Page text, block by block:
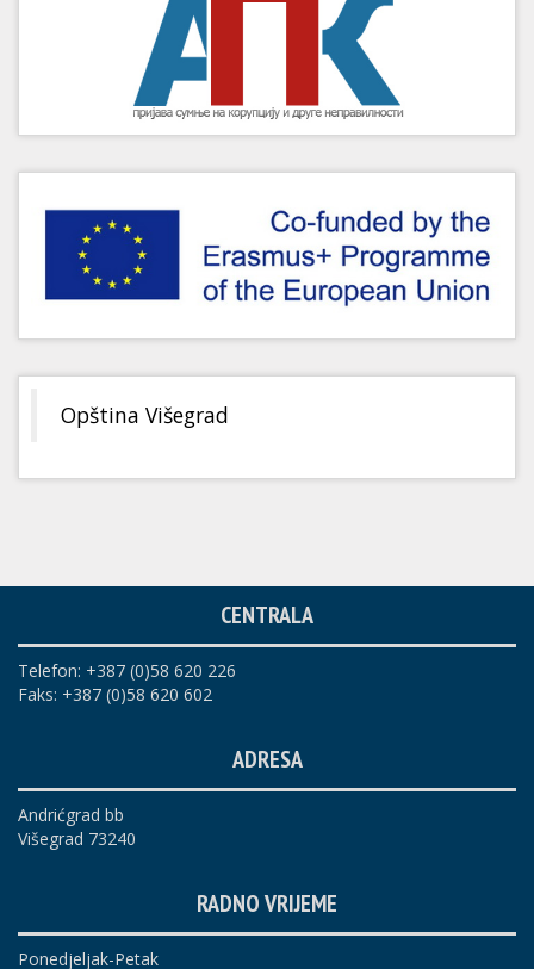
Opština Višegrad
CENTRALA
Telefon: +387 (0)58 620 226
Faks: +387 (0)58 620 602
ADRESA
Andrićgrad bb
Višegrad 73240
RADNO VRIJEME
Ponedjeljak-Petak